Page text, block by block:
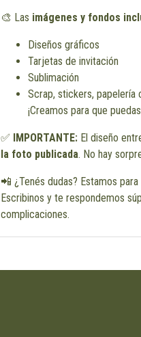
🎨 Las imágenes y fondos
Diseños gráficos
Tarjetas de invitación
Sublimación
Scrap, stickers, papelería
¡Creamos para que
✅ IMPORTANTE: El diseño
la foto publicada. No hay
📲 ¿Tenés dudas? Estamos
Escribinos y te respondemos
complicaciones.